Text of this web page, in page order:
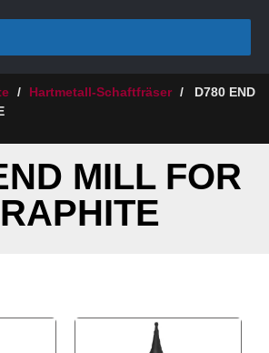
/ Hartmetall-Schaftfräser /
D780 END
MILL FOR